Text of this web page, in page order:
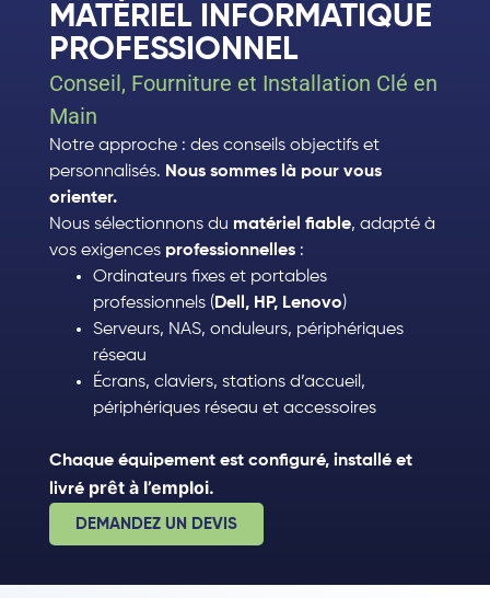
MATÉRIEL INFORMATIQUE
PROFESSIONNEL
Conseil, Fourniture et Installation Clé en
Main
Notre approche : des conseils objectifs et
personnalisés. Nous sommes là pour vous
orienter.
Nous sélectionnons du matériel fiable, adapté à
vos exigences professionnelles:
Ordinateurs fixes et portables
professionnels (Dell, HP, Lenovo)
Serveurs, NAS, onduleurs, périphériques
réseau
Écrans, claviers, stations d’accueil,
périphériques réseau et accessoires
Chaque équipement est configuré, installé et
livréprêt à l’emploi.
DEMANDEZ UN DEVIS